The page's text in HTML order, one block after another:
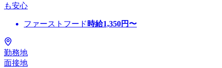
も安心
ファーストフード 時給1,350円〜
勤務地
面接地